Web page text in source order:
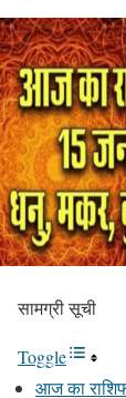
सामग्री सूची
Toggle
आज का